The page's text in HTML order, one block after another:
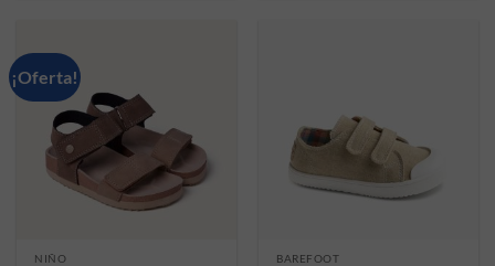
¡Oferta!
NIÑO BAREFOOT